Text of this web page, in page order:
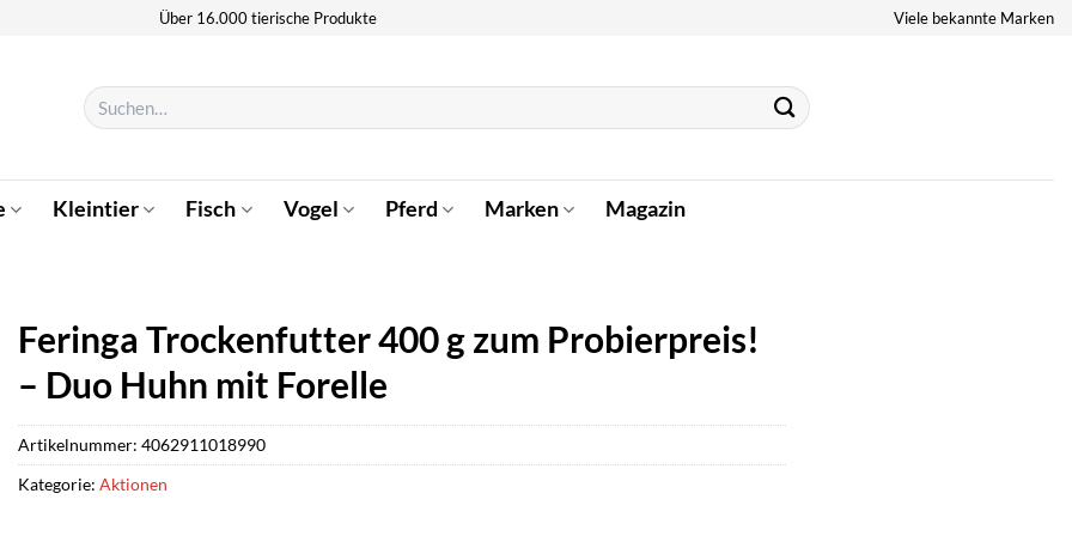
Über 16.000 tierische Produkte Viele bekannte Marken
Suchen
nach:
Kleintier Fisch Vogel Pferd Marken Magazin
Feringa Trockenfutter 400 g zum Probierpreis!
– Duo Huhn mit Forelle
Artikelnummer: 4062911018990
Kategorie: Aktionen